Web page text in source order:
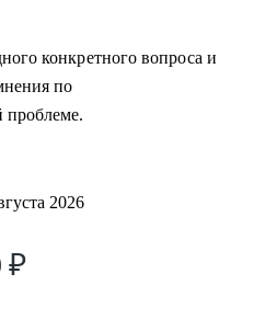
конкретного вопроса и
по
проблеме.
2026
₽